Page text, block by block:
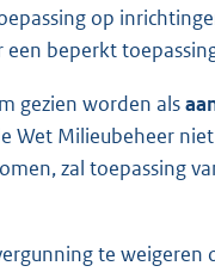
op
beperkt
gezien worden als
Wet Milieubeheer
zal toepassing
te weigeren